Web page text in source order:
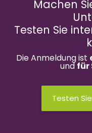
Machen
Testen Sie
Die Anmeldung ist
undfür
Testen